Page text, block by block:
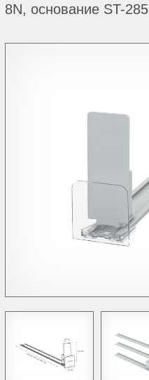
8N, основание ST-285